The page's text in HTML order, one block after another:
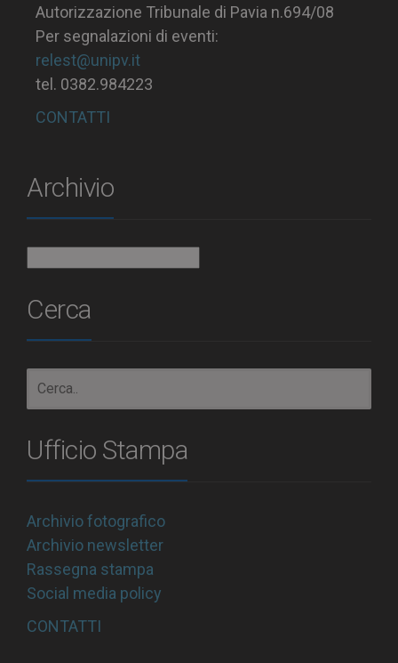
Autorizzazione Tribunale di Pavia n.694/08
Per segnalazioni di eventi:
relest@unipv.it
tel. 0382.984223
CONTATTI
Archivio
Cerca
Ufficio Stampa
Archivio fotografico
Archivio newsletter
Rassegna stampa
Social media policy
CONTATTI